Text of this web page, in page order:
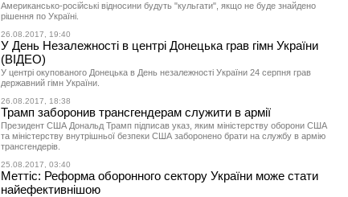
Американсько-російські відносини будуть "кульгати", якщо не буде знайдено
рішення по Україні.
26.08.2017, 19:40
У День Незалежності в центрі Донецька грав гімн України
(ВІДЕО)
У центрі окупованого Донецька в День незалежності України 24 серпня грав
державний гімн України.
26.08.2017, 18:38
Трамп заборонив трансгендерам служити в армії
Президент США Дональд Трамп підписав указ, яким міністерству оборони США
та міністерству внутрішньої безпеки США заборонено брати на службу в армію
трансгендерів.
25.08.2017, 03:40
Меттіс: Реформа оборонного сектору України може стати
найефективнішою